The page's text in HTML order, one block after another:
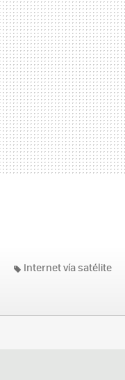
Internet vía satélite